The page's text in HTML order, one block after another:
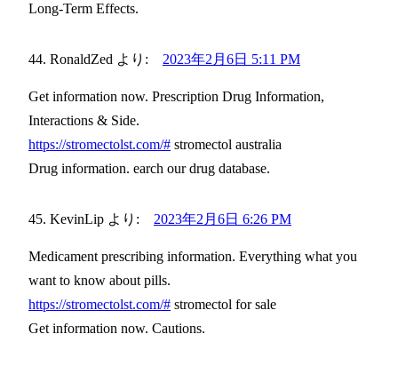
Long-Term Effects.
RonaldZed より: 2023年2月6日 5:11 PM
Get information now. Prescription Drug Information,
Interactions & Side.
https://stromectolst.com/# stromectol australia
Drug information. earch our drug database.
KevinLip より: 2023年2月6日 6:26 PM
Medicament prescribing information. Everything what you
want to know about pills.
https://stromectolst.com/# stromectol for sale
Get information now. Cautions.